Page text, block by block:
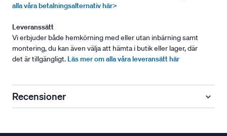
alla våra betalningsalternativ här>
Leveranssätt
Vi erbjuder både hemkörning med eller utan inbärning samt
montering, du kan även välja att hämta i butik eller lager, där
det är tillgängligt. Läs mer om alla våra leveransätt här
Recensioner